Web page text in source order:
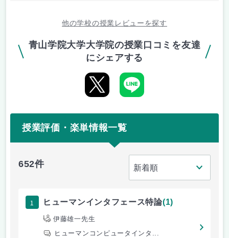
他の学校の授業レビューを探す
青山学院大学大学院の授業口コミを友達
にシェアする
授業評価・楽単情報一覧
652件
1 ヒューマンインタフェース特論(1)
伊藤雄一先生
ヒューマンコンピュータインタ...